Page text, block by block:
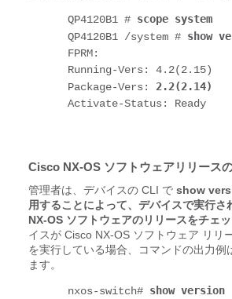
QP4120B1 # scope system
QP4120B1 /system # show
FPRM:
Running-Vers: 4.2(2.15)
Package-Vers: 2.2(2.14)
Activate-Status: Ready
Cisco NX-OS ソフトウェアリリース
管理者は、デバイスの CLI で show
用することによって、デバイスで実行
NX-OS ソフトウェアのリリースをチェッ
イスが Cisco NX-OS ソフトウェア リリ
を実行している場合、コマンドの出力例
ます。
nxos-switch# show version